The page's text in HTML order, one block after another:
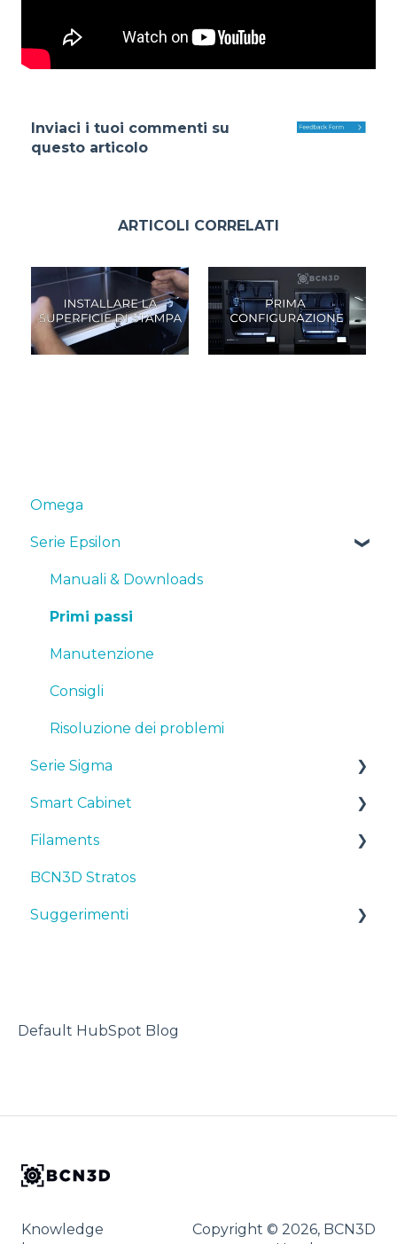
Inviaci i tuoi commenti su
questo articolo
ARTICOLI CORRELATI
Omega
Serie Epsilon
Manuali & Downloads
Primi passi
Manutenzione
Consigli
Risoluzione dei problemi
Serie Sigma
Manuali & downloads
Primi passi
Manutenzione
Consigli
Smart Cabinet
Manuals & Downloads
First steps
Maintenance
Filaments
Suggerimenti
TPU
BCN3D Stratos
Suggerimenti
Default HubSpot Blog
Knowledge
Copyright © 2026, BCN3D